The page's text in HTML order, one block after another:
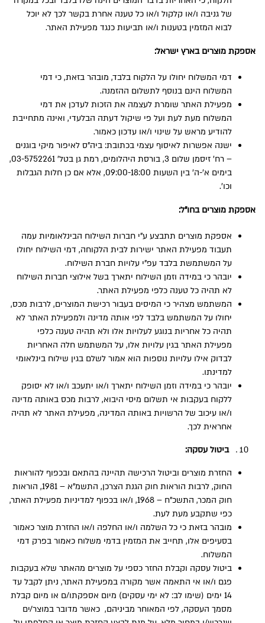
של גניבה ו/או קלקול ו/או כל טענה אחרת בקשר לכך לא יוכל
לבוא המזמין בטענות ו/או תביעות כנגד מפעילת האתר.
אספקת מוצרים בארץ ישראל:
דמי המשלוח יחולו על הלקוח בלבד, מובהר בזאת, כי דמי
המשלוח הינם בנוסף לתשלום ההזמנה.
מפעילת האתר שומרת לעצמה את הזכות לעדכן את דמי
המשלוח מעת לעת ועל פי שיקול דעתה הבלעדי, ואינה מתחייבת
להודיע מראש על שינוי ו/או עדכון כאמור.
ישנה אפשרות לאיסוף עצמי בכתובת: ביה”ס לאיפור מיקי בוגנים
– רח’ זיסמן שלום 3, בורסת היהלומים, רמת גן בטל’ 03-5752261,
בימים א’-ה’ בין השעות 09:00-18:00, אלא אם כן חלות הגבלות
וכו’.
אספקת מוצרים בחו”ל:
אספקת מוצרים תתבצע ע”י חברות השילוח הבינלאומיות עמה
תעבוד מפעילת האתר ישירות לבית הלקוחה, דמי השילוח יחולו
על המשתמשת בלבד עפ”י עלויות חברת השילוח.
יובהר כי במידה וזמן השילוח יתארך בשל אילוצי חברות השילוח
לא תהיה כל טענה כלפי מפעילת האתר.
המשתמש מצהיר כי המיסים בעבור רכישת המוצרים, לרבות מכס,
יחולו על המשתמש בלבד לפי אותה מדינה ולמפעילת האתר לא
תהיה כל אחריות בנוגע לעלויות אלו ולא תהיה טענה כלפי
מפעילת האתר בגין עלויות אלו, על המשתמש חלה האחריות
לבדוק אילו עלויות נוספות הוא אמור לשלם בגין שילוח בינלאומי
למדינתו.
יובהר כי במידה וזמן השילוח יתארך ו/או יתעכב ו/או לא יסופק
ללקוח בעקבות אי תשלום מיסי היבוא, לרבות מכס באותה מדינה
ו/או עיכוב של הרשויות באותה המדינה, מפעילת האתר לא תהיה
אחראית לכך.
ביטול עסקה:
החזרת מוצרים וביטול הרכישה תהיינה בהתאם ובכפוף להוראות
החוק, לרבות הוראות חוק הגנת הצרכן, התשמ”א – 1981, הוראות
חוק המכר, התשכ”ח – 1968, ו/או בכפוף למדיניות מפעילת האתר,
כפי שתקבע מעת לעת.
מובהר בזאת כי כל השלמה ו/או החלפה ו/או החזרת מוצר כאמור
בסעיפים אלו, תחייב את המזמין בדמי משלוח כאמור בפרק דמי
המשלוח.
ביטול עסקה וקבלת החזר כספי על מוצרים מהאתר שלא בעקבות
פגם ו/או אי התאמה אשר מקורה במפעילת האתר, ניתן לקבל עד
14 ימים (שימו לב: לא ימי עסקים) מיום אספקתו/ם או מיום קבלת
מסמך העסקה, לפי המאוחר מביניהם, כאשר מדובר במוצר/ים